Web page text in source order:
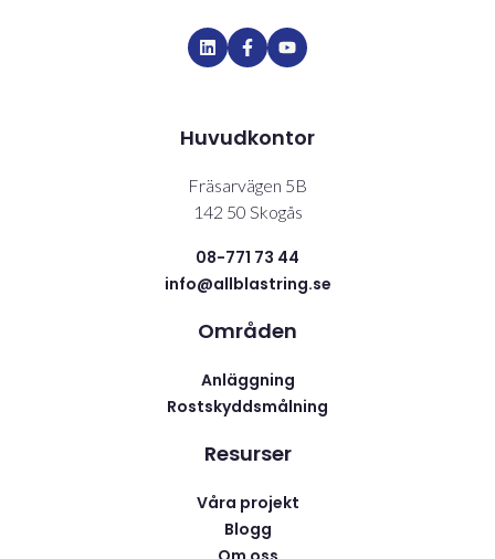
Huvudkontor
Fräsarvägen 5B
142 50 Skogås
08-771 73 44
info@allblastring.se
Områden
Anläggning
Rostskyddsmålning
Resurser
Våra projekt
Blogg